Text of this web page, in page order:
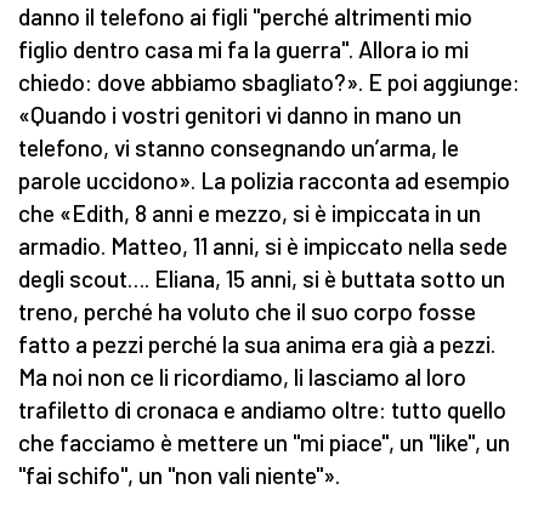
danno il telefono ai figli "perché altrimenti mio
figlio dentro casa mi fa la guerra". Allora io mi
chiedo: dove abbiamo sbagliato?». E poi aggiunge:
«Quando i vostri genitori vi danno in mano un
telefono, vi stanno consegnando un’arma, le
parole uccidono». La polizia racconta ad esempio
che «Edith, 8 anni e mezzo, si è impiccata in un
armadio. Matteo, 11 anni, si è impiccato nella sede
degli scout…. Eliana, 15 anni, si è buttata sotto un
treno, perché ha voluto che il suo corpo fosse
fatto a pezzi perché la sua anima era già a pezzi.
Ma noi non ce li ricordiamo, li lasciamo al loro
trafiletto di cronaca e andiamo oltre: tutto quello
che facciamo è mettere un "mi piace", un "like", un
"fai schifo", un "non vali niente"».